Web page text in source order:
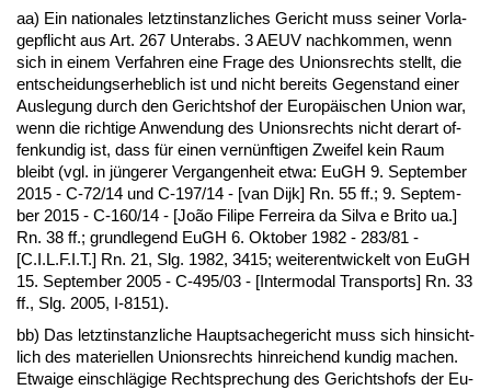
aa) Ein na­tio­na­les letzt­in­stanz­li­ches Ge­richt muss sei­ner Vor­la­
ge­pflicht aus Art. 267 Un­terabs. 3 AEUV nach­kom­men, wenn
sich in ei­nem Ver­fah­ren ei­ne Fra­ge des Uni­ons­rechts stellt, die
ent­schei­dungs­er­heb­lich ist und nicht be­reits Ge­gen­stand ei­ner
Aus­le­gung durch den Ge­richts­hof der Eu­ropäischen Uni­on war,
wenn die rich­ti­ge An­wen­dung des Uni­ons­rechts nicht der­art of­
fen­kun­dig ist, dass für ei­nen vernünf­ti­gen Zwei­fel kein Raum
bleibt (vgl. in jünge­rer Ver­gan­gen­heit et­wa: EuGH 9. Sep­tem­ber
2015 - C-72/14 und C-197/14 - [van Di­jk] Rn. 55 ff.; 9. Sep­tem­
ber 2015 - C-160/14 - [João Fi­li­pe Fer­rei­ra da Sil­va e Bri­to ua.]
Rn. 38 ff.; grund­le­gend EuGH 6. Ok­to­ber 1982 - 283/81 -
[C.I.L.F.I.T.] Rn. 21, Slg. 1982, 3415; wei­ter­ent­wi­ckelt von EuGH
15. Sep­tem­ber 2005 - C-495/03 - [In­ter­mo­dal Trans­ports] Rn. 33
ff., Slg. 2005, I-8151).
bb) Das letzt­in­stanz­li­che Haupt­sa­che­ge­richt muss sich hin­sicht­
lich des ma­te­ri­el­len Uni­ons­rechts hin­rei­chend kun­dig ma­chen.
Et­wai­ge ein­schlägi­ge Recht­spre­chung des Ge­richts­hofs der Eu­